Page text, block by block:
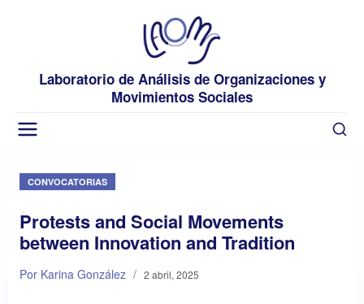
Laboratorio de Análisis de Organizaciones y
Movimientos Sociales
CONVOCATORIAS
Protests and Social Movements
between Innovation and Tradition
Por Karina González / 2 abril, 2025